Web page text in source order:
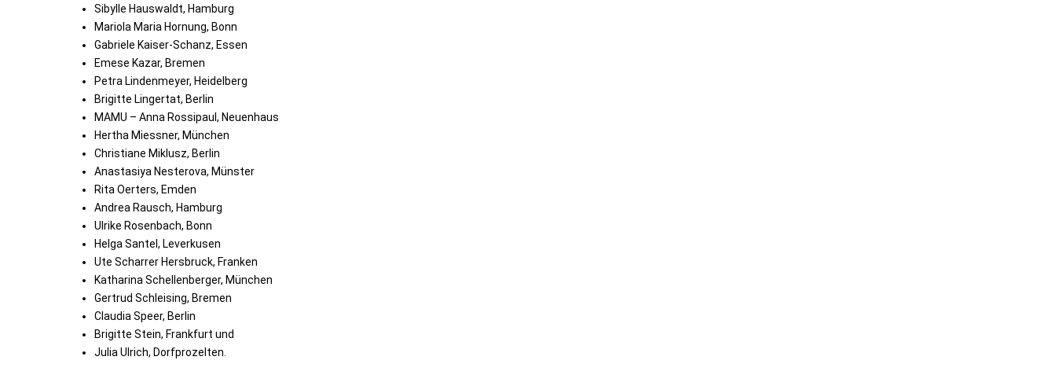
Sibylle Hauswaldt, Hamburg
Mariola Maria Hornung, Bonn
Gabriele Kaiser-Schanz, Essen
Emese Kazar, Bremen
Petra Lindenmeyer, Heidelberg
Brigitte Lingertat, Berlin
MAMU – Anna Rossipaul, Neuenhaus
Hertha Miessner, München
Christiane Miklusz, Berlin
Anastasiya Nesterova, Münster
Rita Oerters, Emden
Andrea Rausch, Hamburg
Ulrike Rosenbach, Bonn
Helga Santel, Leverkusen
Ute Scharrer Hersbruck, Franken
Katharina Schellenberger, München
Gertrud Schleising, Bremen
Claudia Speer, Berlin
Brigitte Stein, Frankfurt und
Julia Ulrich, Dorfprozelten.